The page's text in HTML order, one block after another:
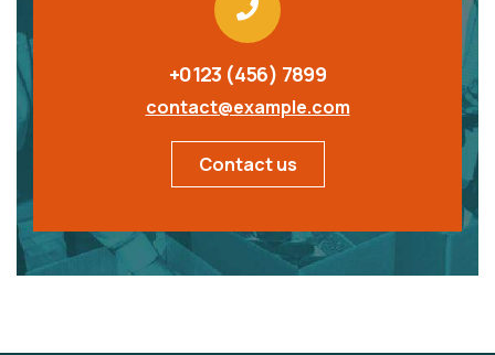
+0123 (456) 7899
contact@example.com
Contact us